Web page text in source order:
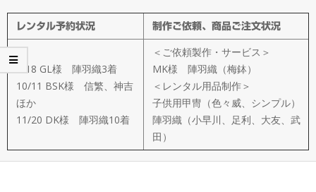
ド
製
作
武
レンタル予約状況 制作ご依頼、商品ご注文状況
8/18 GL様 陣羽織3着
10/11 BSK様 信繁、神吉
ほか
11/20 DK様 陣羽織10着
＜ご依頼製作・サービス＞
MK様 陣羽織（梅鉢）
＜レンタル用品制作＞
子供用甲冑（色々威、シンプル）
陣羽織（小早川、足利、大友、武
田）